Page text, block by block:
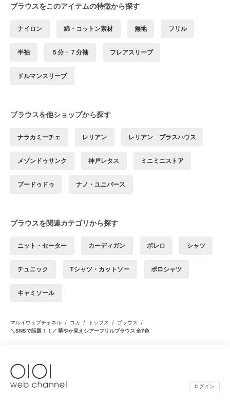
ブラウスをこのアイテムの特徴から探す
ナイロン 綿・コットン素材 無地 フリル
半袖 ５分・７分袖 フレアスリーブ
ドルマンスリーブ
ブラウスを他ショップから探す
ナラカミーチェ レリアン レリアン プラスハウス
メゾンドゥサンク 神戸レタス ミニミニストア
プードゥドゥ ナノ・ユニバース
ブラウスを関連カテゴリから探す
ニット・セーター カーディガン ボレロ シャツ
チュニック Tシャツ・カットソー ポロシャツ
キャミソール
マルイウェブチャネル / コカ / トップス / ブラウス /
＼SNSで話題！！／ 華やか見えシアーフリルブラウス 全7色
ログイン